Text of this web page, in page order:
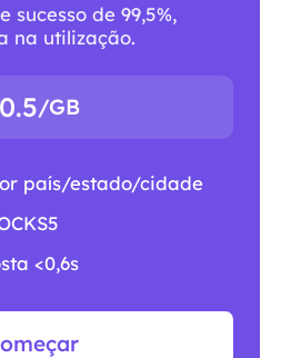
sucesso de 99,5%,
na utilização.
0.5/GB
país/estado/cidade
<0,6s